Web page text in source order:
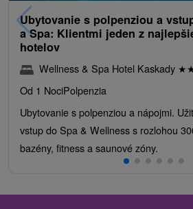
Ubytovanie s polpenziou a
a Spa: Klientmi jeden z
hotelov
Wellness & Spa Hotel Kaskady ★
Od 1 NociPolpenzia
Ubytovanie s polpenziou a nápojmi.
vstup do Spa & Wellness s rozlohou
bazény, fitness a saunové zóny.